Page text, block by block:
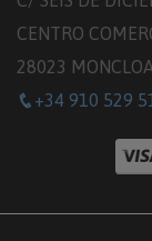
CENTRO
28023
+34 910 529